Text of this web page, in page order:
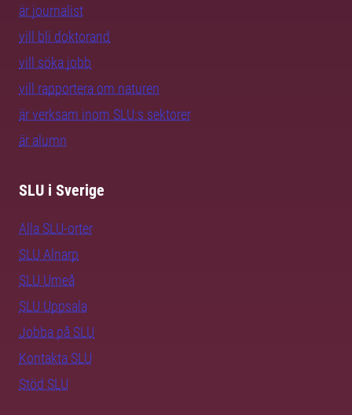
är journalist
vill bli doktorand
vill söka jobb
vill rapportera om naturen
är verksam inom SLU:s sektorer
är alumn
SLU i Sverige
Alla SLU-orter
SLU Alnarp
SLU Umeå
SLU Uppsala
Jobba på SLU
Kontakta SLU
Stöd SLU